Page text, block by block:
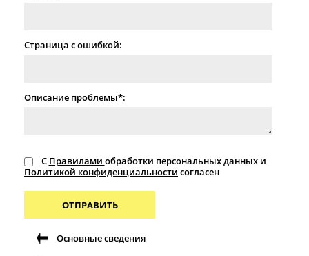
Страница с ошибкой:
Описание проблемы*:
С Правилами обработки персональных данных и
Политикой конфиденциальности согласен
ОТПРАВИТЬ
Основные сведения